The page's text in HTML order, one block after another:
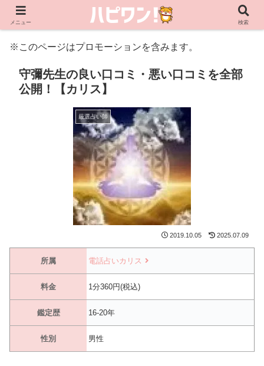
※このページはプロモーションを含みます。
守彌先生の良い口コミ・悪い口コミを全部
公開！【カリス】
厳選占い師
2019.10.05 2025.07.09
所属 電話占いカリス
料金 1分360円(税込)
鑑定歴 16-20年
性別 男性
メニュー 検索